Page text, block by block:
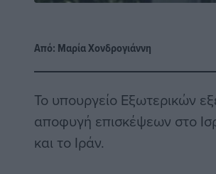
Από: Μαρία Χονδρογιάννη
Το υπουργείο Εξωτερικών
αποφυγή επισκέψεων στο
και το Ιράν.